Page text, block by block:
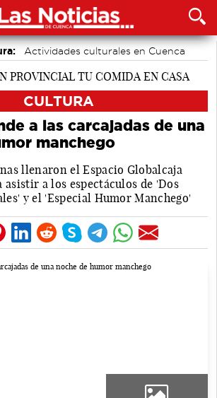
Actividades culturales en Cuenca
CULTURA
a las carcajadas de una
manchego
llenaron el Espacio Globalcaja
asistir a los espectáculos de 'Dos
y el 'Especial Humor Manchego'